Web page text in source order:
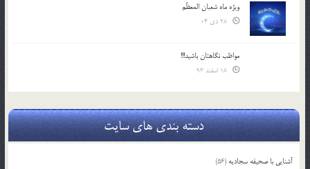
ویژه ماه شعبان المعظّم
مواظب نگاهتان باشید!!!
دسته بندی های سایت
آشنایی با صحیفه سجادیه (56)